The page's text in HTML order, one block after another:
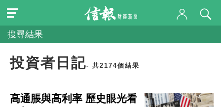
搜尋結果
投資者日記- 共2174個結果
高通脹與高利率 歷史眼光看